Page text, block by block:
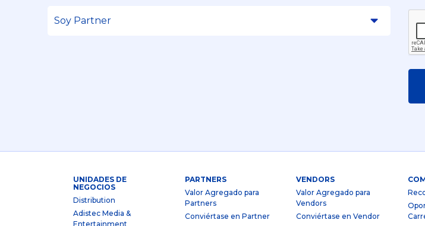
UNIDADES DE
NEGOCIOS
Distribution
Adistec Media &
Entertainment
PARTNERS
Valor Agregado para
Partners
Conviértase en Partner
VENDORS
Valor Agregado para
Vendors
Conviértase en Vendor